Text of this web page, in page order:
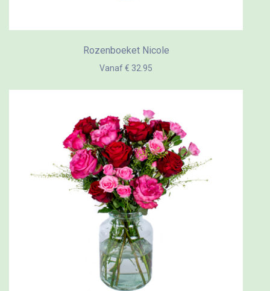
Rozenboeket Nicole
Vanaf € 32.95